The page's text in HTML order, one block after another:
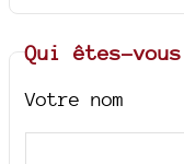
Qui êtes-
Votre nom